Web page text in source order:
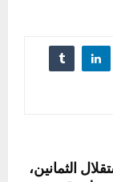
الثمانين،